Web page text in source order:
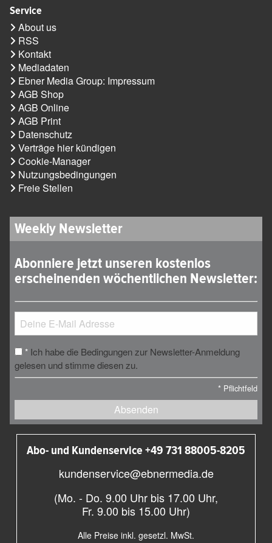
Service
About us
RSS
Kontakt
Mediadaten
Ebner Media Group: Impressum
AGB Shop
AGB Online
AGB Print
Datenschutz
Verträge hier kündigen
Cookie-Manager
Nutzungsbedingungen
Freie Stellen
Weekly Newsletter
Abonniere jetzt unseren kostenlos
erscheinenden wöchentlichen Newsletter:
* Ich habe die Bedingungen zur Newsletter-Anmeldung
gelesen und stimme diesen zu.
* Pflichtfeld
Absenden
Abo- und Kundenservice +49 731 88005-8205
kundenservice@ebnermedia.de
(Mo. - Do. 9.00 Uhr bis 17.00 Uhr,
Fr. 9.00 bis 15.00 Uhr)
Alle Preise inkl. gesetzl. MwSt.